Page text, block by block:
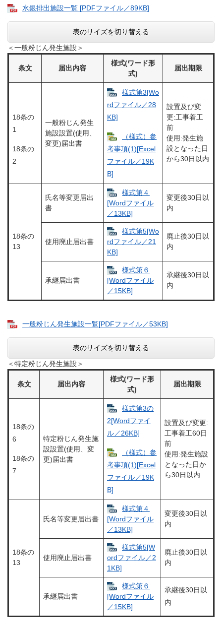
水銀排出施設一覧 [PDFファイル／89KB]
表のサイズを切り替える
＜一般粉じん発生施設＞
条文 届出内容
様式(ワード形
式)
届出期限
18条の
1
18条の
2
一般粉じん発生
施設設置(使用、
変更)届出書
様式第3[Wo
rdファイル／28
KB]
（様式）参
考事項(1)[Excel
ファイル／19K
B]
設置及び変
更:工事着工
前
使用:発生施
設となった日
から30日以内
18条の
13
氏名等変更届出
書
様式第４
[Wordファイル
／13KB]
変更後30日以
内
使用廃止届出書
様式第5[Wo
rdファイル／21
KB]
廃止後30日以
内
承継届出書
様式第６
[Wordファイル
／15KB]
承継後30日以
内
一般粉じん発生施設一覧[PDFファイル／53KB]
表のサイズを切り替える
＜特定粉じん発生施設＞
条文 届出内容
様式(ワード形
式)
届出期限
18条の
6
18条の
7
特定粉じん発生施
設設置(使用、変
更)届出書
様式第3の
2[Wordファイ
ル／26KB]
（様式）参
考事項(1)[Excel
ファイル／19K
B]
設置及び変更:
工事着工60日
前
使用:発生施設
となった日か
ら30日以内
18条の
13
氏名等変更届出書
様式第４
[Wordファイル
／13KB]
変更後30日以
内
使用廃止届出書
様式第5[W
ordファイル／2
1KB]
廃止後30日以
内
承継届出書
様式第６
[Wordファイル
／15KB]
承継後30日以
内